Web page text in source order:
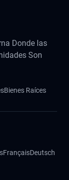
Donde las
Son
Bienes Raíces
FrançaisDeutsch